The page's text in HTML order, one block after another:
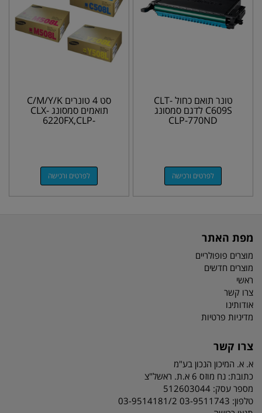
טונר תואם כחול CLT-
C609S לדגם סמסונג
CLP-770ND
לפרטים ורכישה
סט 4 טונרים C/M/Y/K
תואמים סמסונג CLX-
6220FX,CLP-
לפרטים ורכישה
מפת האתר
מוצרים פופולריים
מוצרים חדשים
ראשי
צרו קשר
אודותינו
מדיניות פרטיות
צרו קשר
א. א. המיכון הנכון בע"מ
כתובת: נח מוזס 6 א.ת. ראשל"צ
מספר עסק: 512603044
טלפון: 03-9511743 03-9514181/2